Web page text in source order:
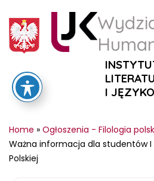
I
Home » Ogłoszenia - Filologia
Ważna informacja dla studentów I
Polskiej